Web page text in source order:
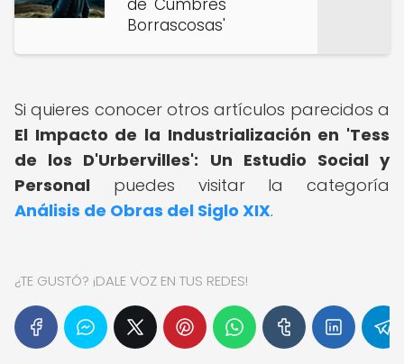
de 'Cumbres
Borrascosas'
Si quieres conocer otros artículos parecidos a
El Impacto de la Industrialización en 'Tess
de los D'Urbervilles': Un Estudio Social y
Personal puedes visitar la categoría
Análisis de Obras del Siglo XIX.
¿TE GUSTÓ? ¡DALE VOZ EN TUS REDES!